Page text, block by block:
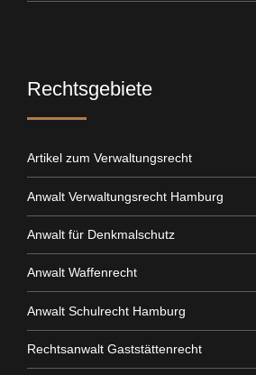
Rechtsgebiete
Artikel zum Verwaltungsrecht
Anwalt Verwaltungsrecht Hamburg
Anwalt für Denkmalschutz
Anwalt Waffenrecht
Anwalt Schulrecht Hamburg
Rechtsanwalt Gaststättenrecht